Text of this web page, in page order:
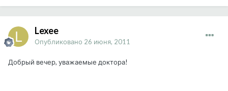
Lexee
Опубликовано 26 июня, 2011
Добрый вечер, уважаемые доктора!